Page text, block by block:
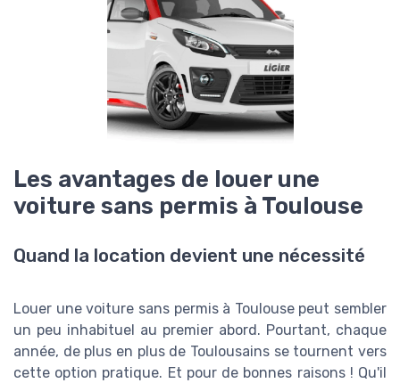
Les avantages de louer une
voiture sans permis à Toulouse
Quand la location devient une nécessité
Louer une voiture sans permis à Toulouse peut sembler
un peu inhabituel au premier abord. Pourtant, chaque
année, de plus en plus de Toulousains se tournent vers
cette option pratique. Et pour de bonnes raisons ! Qu'il